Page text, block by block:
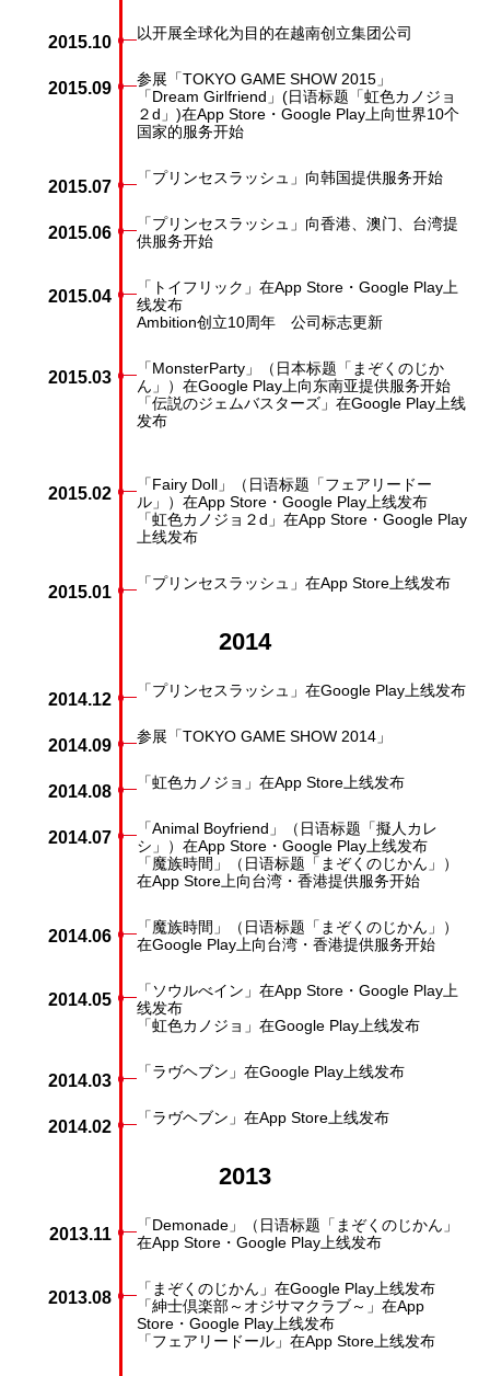
2015.10 以开展全球化为目的在越南创立集团公司
2015.09
参展「TOKYO GAME SHOW 2015」
「Dream Girlfriend」(日语标题「虹色カノジョ
２d」)在App Store・Google Play上向世界10个
国家的服务开始
2015.07 「プリンセスラッシュ」向韩国提供服务开始
2015.06
「プリンセスラッシュ」向香港、澳门、台湾提
供服务开始
2015.04
「トイフリック」在App Store・Google Play上
线发布
Ambition创立10周年 公司标志更新
2015.03
「MonsterParty」（日本标题「まぞくのじか
ん」）在Google Play上向东南亚提供服务开始
「伝説のジェムバスターズ」在Google Play上线
发布
2015.02
「Fairy Doll」（日语标题「フェアリードー
ル」）在App Store・Google Play上线发布
「虹色カノジョ２d」在App Store・Google Play
上线发布
2015.01 「プリンセスラッシュ」在App Store上线发布
2014
2014.12 「プリンセスラッシュ」在Google Play上线发布
2014.09 参展「TOKYO GAME SHOW 2014」
2014.08 「虹色カノジョ」在App Store上线发布
2014.07
「Animal Boyfriend」（日语标题「擬人カレ
シ」）在App Store・Google Play上线发布
「魔族時間」（日语标题「まぞくのじかん」）
在App Store上向台湾・香港提供服务开始
2014.06
「魔族時間」（日语标题「まぞくのじかん」）
在Google Play上向台湾・香港提供服务开始
2014.05
「ソウルべイン」在App Store・Google Play上
线发布
「虹色カノジョ」在Google Play上线发布
2014.03 「ラヴヘブン」在Google Play上线发布
2014.02 「ラヴヘブン」在App Store上线发布
2013
2013.11
「Demonade」（日语标题「まぞくのじかん」
在App Store・Google Play上线发布
2013.08
「まぞくのじかん」在Google Play上线发布
「紳士倶楽部～オジサマクラブ～」在App
Store・Google Play上线发布
「フェアリードール」在App Store上线发布